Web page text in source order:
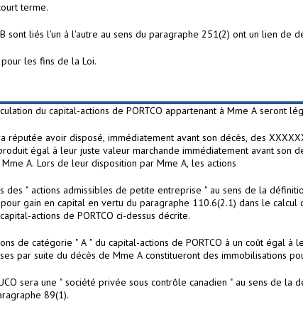
terme.
sont liés l'un à l'autre au sens du paragraphe 251(2) ont un lien de
les fins de la Loi.
du capital-actions de PORTCO appartenant à Mme A seront
réputée avoir disposé, immédiatement avant son décès, des
égal à leur juste valeur marchande immédiatement avant son
A. Lors de leur disposition par Mme A, les actions
des " actions admissibles de petite entreprise " au sens de la
gain en capital en vertu du paragraphe 110.6(2.1) dans le
actions de PORTCO ci-dessus décrite.
de catégorie " A " du capital-actions de PORTCO à un coût égal à
par suite du décès de Mme A constitueront des immobilisations
sera une " société privée sous contrôle canadien " au sens de
89(1).